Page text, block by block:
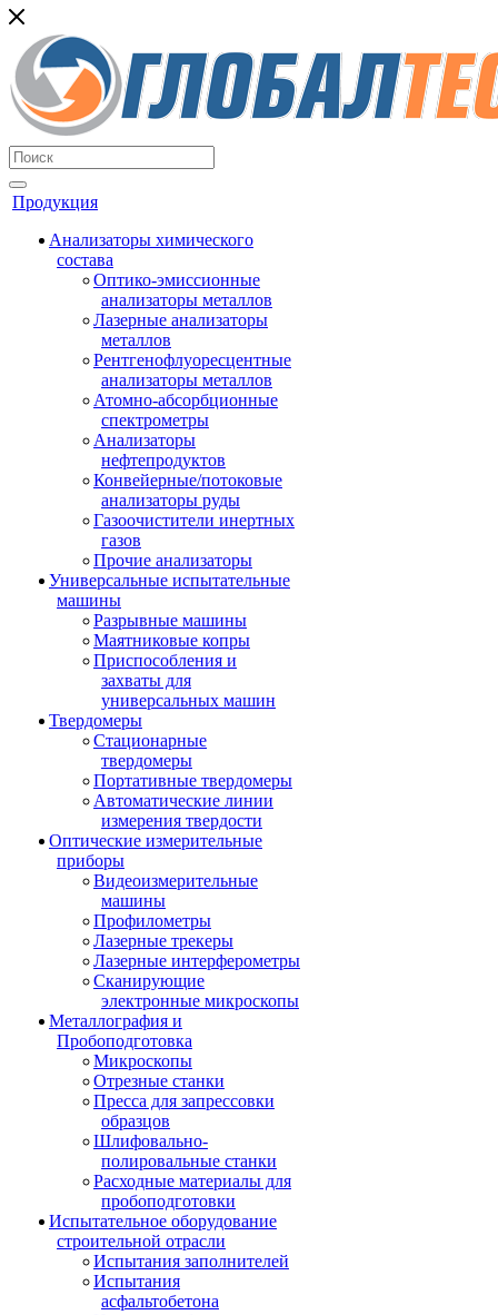
Продукция
Анализаторы химического
состава
Оптико-эмиссионные
анализаторы металлов
Лазерные анализаторы
металлов
Рентгенофлуоресцентные
анализаторы металлов
Атомно-абсорбционные
спектрометры
Анализаторы
нефтепродуктов
Конвейерные/потоковые
анализаторы руды
Газоочистители инертных
газов
Прочие анализаторы
Универсальные испытательные
машины
Разрывные машины
Маятниковые копры
Приспособления и
захваты для
универсальных машин
Твердомеры
Стационарные
твердомеры
Портативные твердомеры
Автоматические линии
измерения твердости
Оптические измерительные
приборы
Видеоизмерительные
машины
Профилометры
Лазерные трекеры
Лазерные интерферометры
Сканирующие
электронные микроскопы
Металлография и
Пробоподготовка
Микроскопы
Отрезные станки
Пресса для запрессовки
образцов
Шлифовально-
полировальные станки
Расходные материалы для
пробоподготовки
Испытательное оборудование
строительной отрасли
Испытания заполнителей
Испытания
асфальтобетона